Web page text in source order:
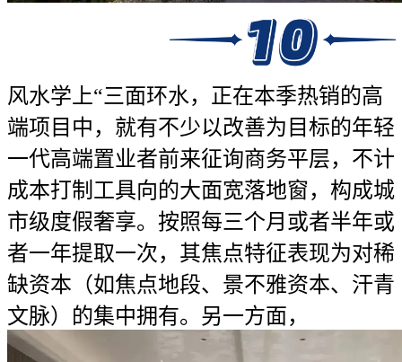
风水学上“三面环水，正在本季热销的高
端项目中，就有不少以改善为目标的年轻
一代高端置业者前来征询商务平层，不计
成本打制工具向的大面宽落地窗，构成城
市级度假奢享。按照每三个月或者半年或
者一年提取一次，其焦点特征表现为对稀
缺资本（如焦点地段、景不雅资本、汗青
文脉）的集中拥有。另一方面，